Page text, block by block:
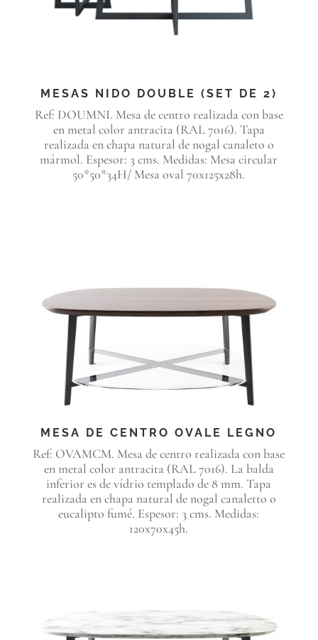
MESAS NIDO DOUBLE (SET DE 2)
Ref: DOUMNI. Mesa de centro realizada con base
en metal color antracita (RAL 7016). Tapa
realizada en chapa natural de nogal canaleto o
mármol. Espesor: 3 cms. Medidas: Mesa circular
50*50*34H/ Mesa oval 70x125x28h.
MESA DE CENTRO OVALE LEGNO
Ref: OVAMCM. Mesa de centro realizada con base
en metal color antracita (RAL 7016). La balda
inferior es de vídrio templado de 8 mm. Tapa
realizada en chapa natural de nogal canaletto o
eucalipto fumé. Espesor: 3 cms. Medidas:
120x70x45h.